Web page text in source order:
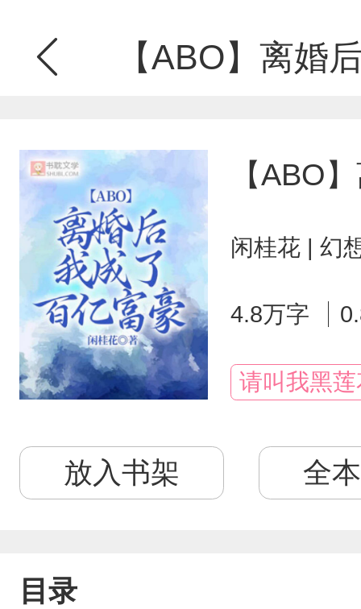
【ABO】离婚
【ABO
闲桂花 | 幻
4.8万字
请叫我黑莲
放入书架 全
目录